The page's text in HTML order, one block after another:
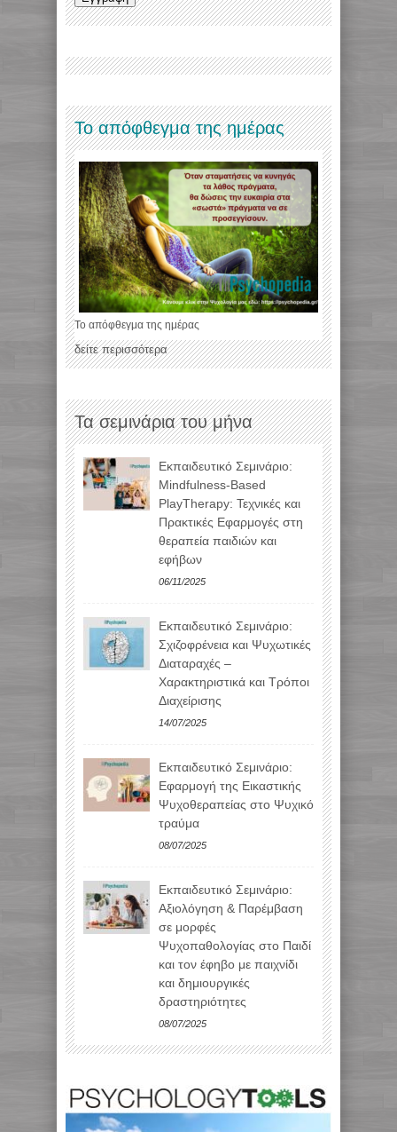
Το απόφθεγμα της ημέρας
Το απόφθεγμα της ημέρας
δείτε περισσότερα
Τα σεμινάρια του μήνα
Εκπαιδευτικό Σεμινάριο:
Mindfulness-Based
PlayTherapy: Τεχνικές και
Πρακτικές Εφαρμογές στη
θεραπεία παιδιών και
εφήβων
06/11/2025
Εκπαιδευτικό Σεμινάριο:
Σχιζοφρένεια και Ψυχωτικές
Διαταραχές –
Χαρακτηριστικά και Τρόποι
Διαχείρισης
14/07/2025
Εκπαιδευτικό Σεμινάριο:
Εφαρμογή της Εικαστικής
Ψυχοθεραπείας στο Ψυχικό
τραύμα
08/07/2025
Εκπαιδευτικό Σεμινάριο:
Αξιολόγηση & Παρέμβαση
σε μορφές
Ψυχοπαθολογίας στο Παιδί
και τον έφηβο με παιχνίδι
και δημιουργικές
δραστηριότητες
08/07/2025